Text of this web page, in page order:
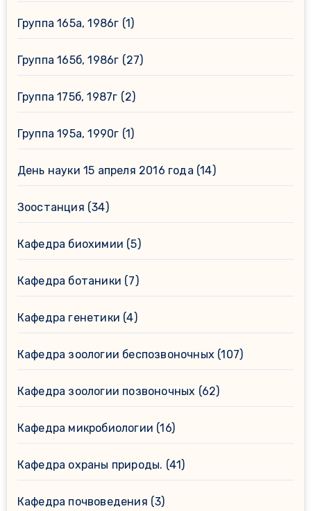
Группа 165а, 1986г (1)
Группа 165б, 1986г (27)
Группа 175б, 1987г (2)
Группа 195а, 1990г (1)
День науки 15 апреля 2016 года (14)
Зоостанция (34)
Кафедра биохимии (5)
Кафедра ботаники (7)
Кафедра генетики (4)
Кафедра зоологии беспозвоночных (107)
Кафедра зоологии позвоночных (62)
Кафедра микробиологии (16)
Кафедра охраны природы. (41)
Кафедра почвоведения (3)